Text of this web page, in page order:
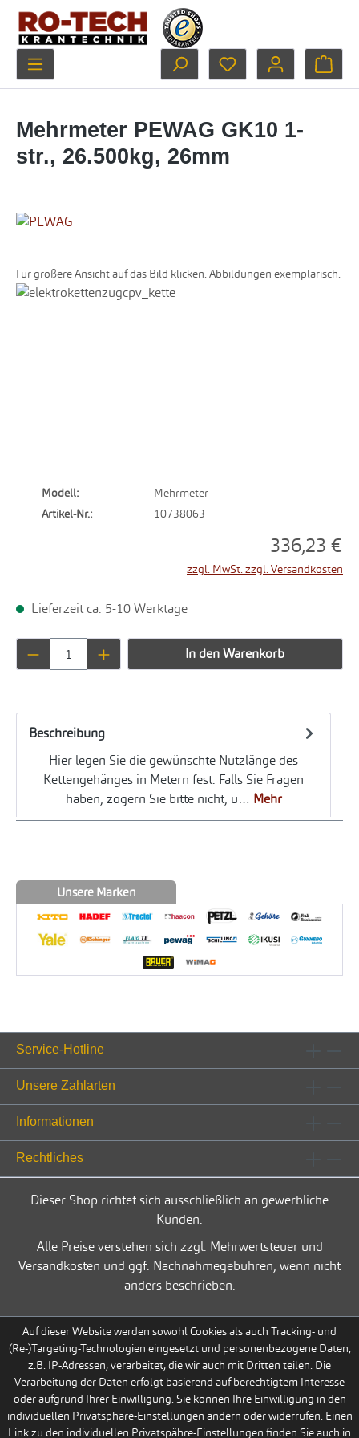
Zum Hauptinhalt springen
Du hast 0 Produkte
Mehrmeter PEWAG GK10 1-
str., 26.500kg, 26mm
Für größere Ansicht auf das Bild klicken. Abbildungen exemplarisch.
Bildergalerie überspringen
Modell:
Mehrmeter
Artikel-Nr.:
10738063
336,23 €
zzgl. MwSt. zzgl. Versandkosten
Lieferzeit ca. 5-10 Werktage
Produkt Anzahl: Gib den gewünschten
In den Warenkorb
Beschreibung
Hier legen Sie die gewünschte Nutzlänge des
Kettengehänges in Metern fest. Falls Sie Fragen
haben, zögern Sie bitte nicht, u… Mehr
Unsere Marken
Service-Hotline
Unsere Zahlarten
Informationen
Rechtliches
Dieser Shop richtet sich ausschließlich an gewerbliche
Kunden.
Alle Preise verstehen sich zzgl. Mehrwertsteuer und
Versandkosten und ggf. Nachnahmegebühren, wenn nicht
anders beschrieben.
Auf dieser Website werden sowohl Cookies als auch Tracking- und
(Re-)Targeting-Technologien eingesetzt und personenbezogene Daten,
z.B. IP-Adressen, verarbeitet, die wir auch mit Dritten teilen. Die
Verarbeitung der Daten erfolgt basierend auf berechtigtem Interesse
oder aufgrund Ihrer Einwilligung. Sie können Ihre Einwilligung in den
individuellen Privatsphäre-Einstellungen ändern oder widerrufen. Einen
Link zu den individuellen Privatspähre-Einstellungen finden Sie auch in